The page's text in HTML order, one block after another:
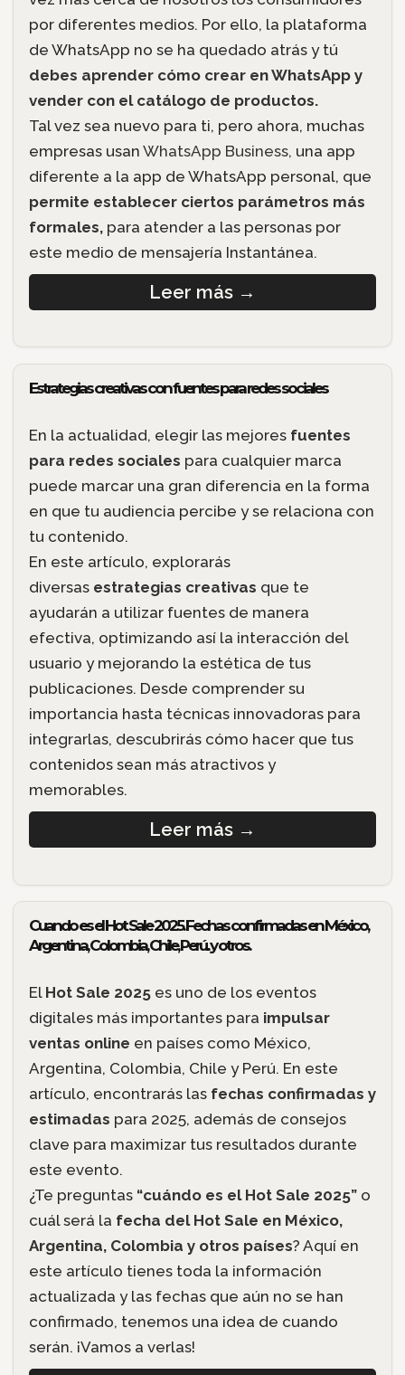
por diferentes medios. Por ello, la plataforma
de WhatsApp no se ha quedado atrás y tú
debes aprender cómo crear en WhatsApp y
vender con el catálogo de productos.
Tal vez sea nuevo para ti, pero ahora, muchas
empresas usan WhatsApp Business, una app
diferente a la app de WhatsApp personal, que
permite establecer ciertos parámetros más
formales, para atender a las personas por
este medio de mensajería Instantánea.
Leer más →
Estrategias creativas con fuentes para redes sociales
En la actualidad, elegir las mejores fuentes
para redes sociales para cualquier marca
puede marcar una gran diferencia en la forma
en que tu audiencia percibe y se relaciona con
tu contenido.
En este artículo, explorarás
diversas estrategias creativas que te
ayudarán a utilizar fuentes de manera
efectiva, optimizando así la interacción del
usuario y mejorando la estética de tus
publicaciones. Desde comprender su
importancia hasta técnicas innovadoras para
integrarlas, descubrirás cómo hacer que tus
contenidos sean más atractivos y
memorables.
Leer más →
Cuando es el Hot Sale 2025. Fechas confirmadas en México,
Argentina, Colombia, Chile, Perú.. y otros.
El Hot Sale 2025es uno de los eventos
digitales más importantes para impulsar
ventas online en países como México,
Argentina, Colombia, Chile y Perú. En este
artículo, encontrarás las fechas confirmadas y
estimadas para 2025, además de consejos
clave para maximizar tus resultados durante
este evento.
¿Te preguntas “cuándo es el Hot Sale 2025”o
cuál será la fecha del Hot Sale en México,
Argentina, Colombia y otros países? Aquí en
este artículo tienes toda la información
actualizada y las fechas que aún no se han
confirmado, tenemos una idea de cuando
serán. ¡Vamos a verlas!